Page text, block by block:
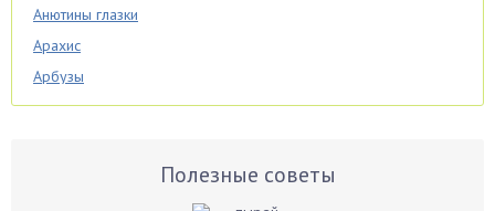
Анютины глазки
Арахис
Арбузы
Аспарагус
Полезные советы